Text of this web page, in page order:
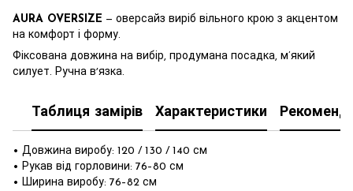
AURA OVERSIZE — оверсайз виріб вільного крою з акцентом
на комфорт і форму.
Фіксована довжина на вибір, продумана посадка, м’який
силует. Ручна вʼязка.
Таблиця замірів Характеристики
• Довжина виробу: 120 / 130 / 140 см
• Рукав від горловини: 76–80 см
• Ширина виробу: 76–82 см